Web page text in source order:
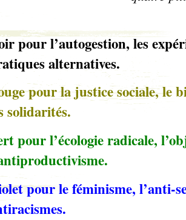
pour l’autogestion, les
alternatives.
pour la justice sociale, le
solidarités.
pour l’écologie radicale,
pour le féminisme, l’anti-